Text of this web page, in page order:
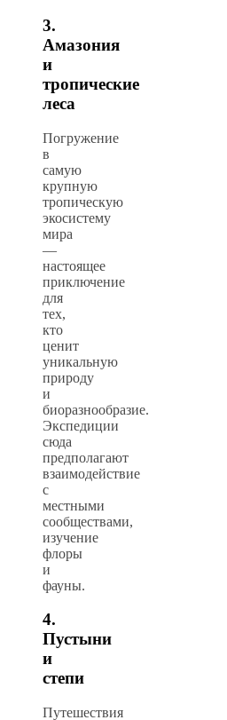
3.
Амазония
и
тропические
леса
Погружение
в
самую
крупную
тропическую
экосистему
мира
—
настоящее
приключение
для
тех,
кто
ценит
уникальную
природу
и
биоразнообразие.
Экспедиции
сюда
предполагают
взаимодействие
с
местными
сообществами,
изучение
флоры
и
фауны.
4.
Пустыни
и
степи
Путешествия